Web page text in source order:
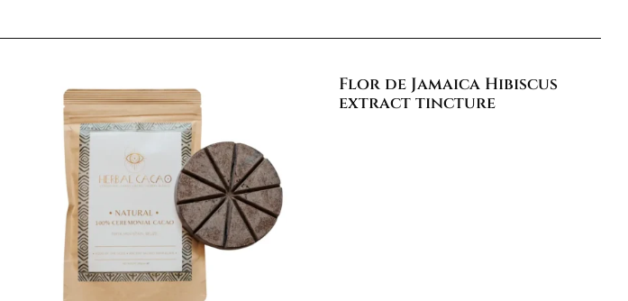
Flor de Jamaica Hibiscus
extract tincture